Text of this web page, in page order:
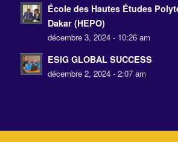
École des Hautes Études
Dakar (HEPO)
décembre 3, 2024 - 10:26 am
ESIG GLOBAL SUCCESS
décembre 2, 2024 - 2:07 am